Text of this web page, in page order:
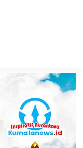
Substansi DPRD